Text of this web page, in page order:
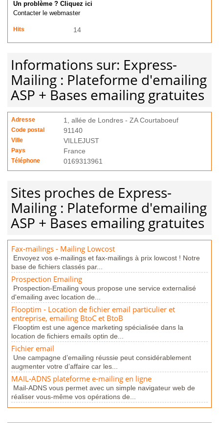
Un problème ? Cliquez ici
Contacter le webmaster
Hits 14
Informations sur: Express-
Mailing : Plateforme d'emailing
ASP + Bases emailing gratuites
Adresse 1, allée de Londres - ZA Courtaboeuf
Code postal 91140
Ville VILLEJUST
Pays France
Téléphone 0169313961
Sites proches de Express-
Mailing : Plateforme d'emailing
ASP + Bases emailing gratuites
Fax-mailings - Mailing Lowcost
Envoyez vos e-mailings et fax-mailings à prix lowcost ! Notre
base de fichiers classés par...
Prospection Emailing
Prospection-Emailing vous propose une service externalisé
d'emailing avec location de...
Flooptim - Location de fichier email particulier et
entreprise, emailing BtoC et BtoB
Flooptim est une agence marketing spécialisée dans la
location de fichiers emails optin de...
Fichier email
Une campagne d’emailing réussie peut considérablement
augmenter votre d’affaire car les...
MAIL-ADNS plateforme e-mailing en ligne
Mail-ADNS vous permet avec un simple navigateur web de
réaliser vous-même vos opérations de...